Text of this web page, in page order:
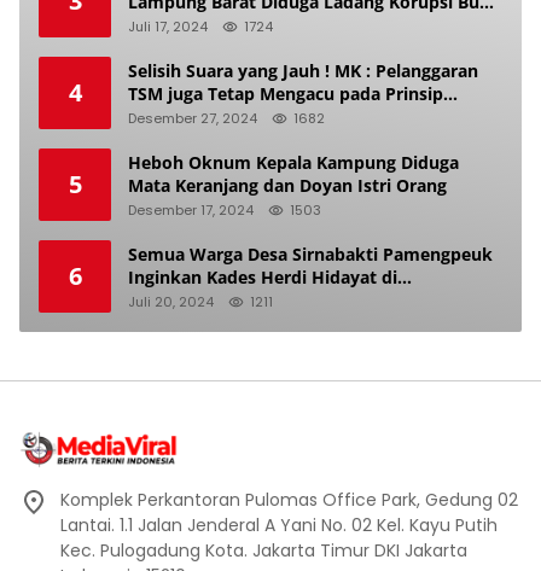
Makan Anak Istri
Juli 17, 2024 1724
4
Selisih Suara yang Jauh ! MK : Pelanggaran
TSM juga Tetap Mengacu pada Prinsip
Keadilan Pemilu
Desember 27, 2024 1682
5
Heboh Oknum Kepala Kampung Diduga
Mata Keranjang dan Doyan Istri Orang
Desember 17, 2024 1503
6
Semua Warga Desa Sirnabakti Pamengpeuk
Inginkan Kades Herdi Hidayat di
Berhentikan Dari Jabatan nya
Juli 20, 2024 1211
Komplek Perkantoran Pulomas Office Park, Gedung 02
Lantai. 1.1 Jalan Jenderal A Yani No. 02 Kel. Kayu Putih
Kec. Pulogadung Kota. Jakarta Timur DKI Jakarta